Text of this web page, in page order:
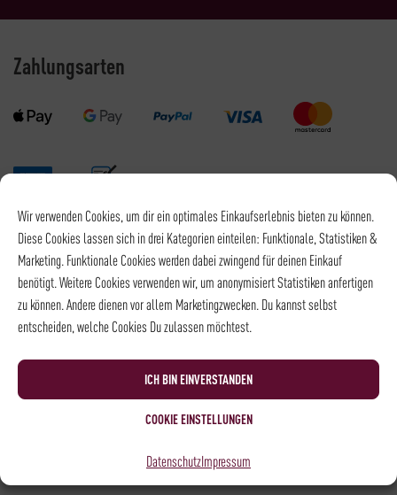
Wir verwenden Cookies, um dir ein optimales Einkaufserlebnis bieten zu können.
Diese Cookies lassen sich in drei Kategorien einteilen: Funktionale, Statistiken &
Marketing. Funktionale Cookies werden dabei zwingend für deinen Einkauf
benötigt. Weitere Cookies verwenden wir, um anonymisiert Statistiken anfertigen
zu können. Andere dienen vor allem Marketingzwecken. Du kannst selbst
entscheiden, welche Cookies Du zulassen möchtest.
ICH BIN EINVERSTANDEN
COOKIE EINSTELLUNGEN
DatenschutzImpressum
Zahlungsarten
Versandpartner
Versandkosten DHL: 6,5 €
Kostenloser Versand mit DHL ab: 55 €
* Alle Preise sind inkl. MwSt., zzgl.Versand